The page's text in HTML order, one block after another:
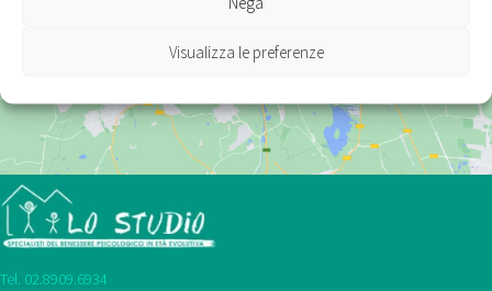
Visualizza le preferenze
abilitare questo contenuto
Tel. 02.8909.6934